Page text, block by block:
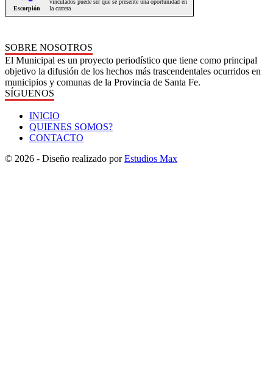
SOBRE NOSOTROS
El Municipal es un proyecto periodístico que tiene como principal
objetivo la difusión de los hechos más trascendentales ocurridos en
municipios y comunas de la Provincia de Santa Fe.
SÍGUENOS
INICIO
QUIENES SOMOS?
CONTACTO
© 2026 - Diseño realizado porEstudios Max